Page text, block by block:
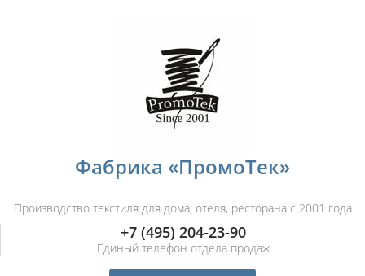
Фабрика «ПромоТек»
Производство текстиля для дома, отеля, ресторана с 2001 года
+7 (495) 204-23-90
Единый телефон отдела продаж